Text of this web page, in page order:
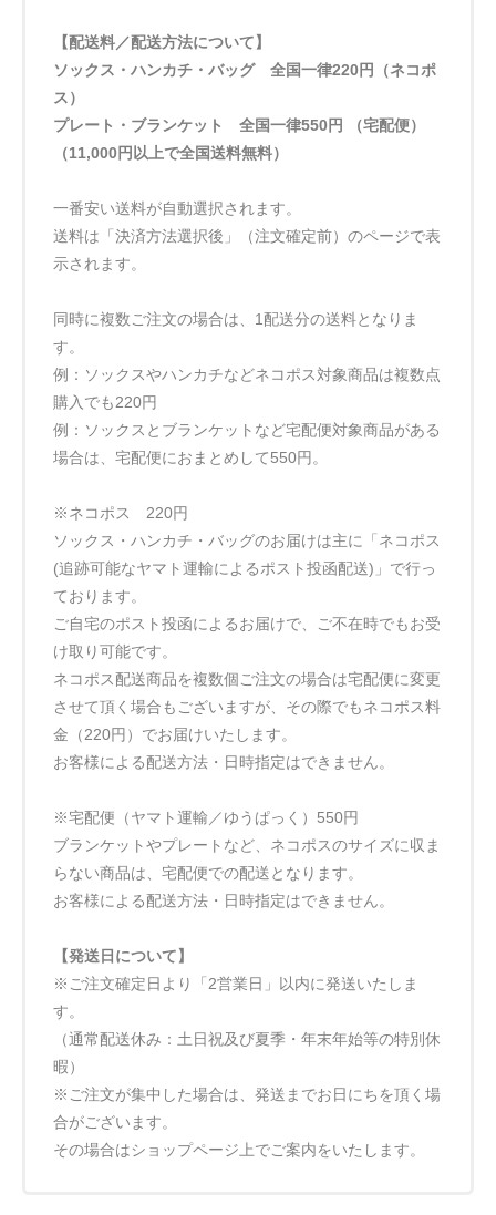
【配送料／配送方法について】
ソックス・ハンカチ・バッグ 全国一律220円（ネコポ
ス）
プレート・ブランケット 全国一律550円 （宅配便）
（11,000円以上で全国送料無料）
一番安い送料が自動選択されます。
送料は「決済方法選択後」（注文確定前）のページで表
示されます。
同時に複数ご注文の場合は、1配送分の送料となりま
す。
例：ソックスやハンカチなどネコポス対象商品は複数点
購入でも220円
例：ソックスとブランケットなど宅配便対象商品がある
場合は、宅配便におまとめして550円。
※ネコポス 220円
ソックス・ハンカチ・バッグのお届けは主に「ネコポス
(追跡可能なヤマト運輸によるポスト投函配送)」で行っ
ております。
ご自宅のポスト投函によるお届けで、ご不在時でもお受
け取り可能です。
ネコポス配送商品を複数個ご注文の場合は宅配便に変更
させて頂く場合もございますが、その際でもネコポス料
金（220円）でお届けいたします。
お客様による配送方法・日時指定はできません。
※宅配便（ヤマト運輸／ゆうぱっく）550円
ブランケットやプレートなど、ネコポスのサイズに収ま
らない商品は、宅配便での配送となります。
お客様による配送方法・日時指定はできません。
【発送日について】
※ご注文確定日より「2営業日」以内に発送いたしま
す。
（通常配送休み：土日祝及び夏季・年末年始等の特別休
暇）
※ご注文が集中した場合は、発送までお日にちを頂く場
合がございます。
その場合はショップページ上でご案内をいたします。